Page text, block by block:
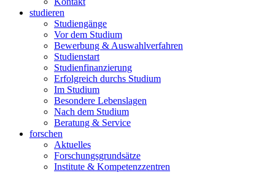
studieren
Studiengänge
Vor dem Studium
Bewerbung & Auswahlverfahren
Studienstart
Studienfinanzierung
Erfolgreich durchs Studium
Im Studium
Besondere Lebenslagen
Nach dem Studium
Beratung & Service
forschen
Aktuelles
Forschungsgrundsätze
Institute & Kompetenzzentren